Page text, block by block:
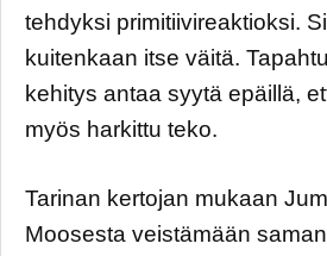
tehdyksi primitiivireaktioksi.
kuitenkaan itse väitä.
kehitys antaa syytä epäillä,
myös harkittu teko.
Tarinan kertojan mukaan
Moosesta veistämään